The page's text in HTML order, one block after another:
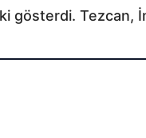
gösterdi. Tezcan,